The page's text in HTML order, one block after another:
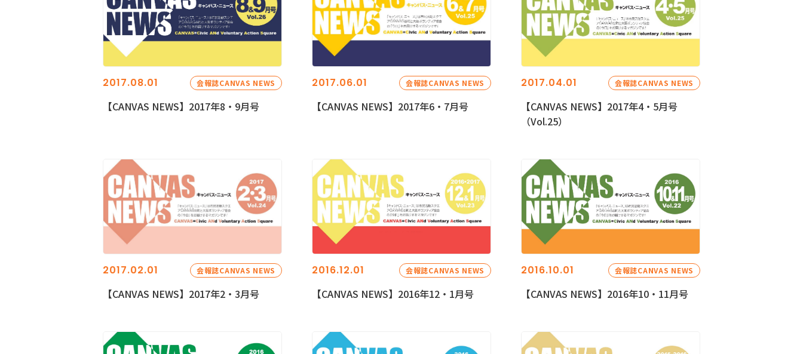
2017.08.01 会報誌CANVAS NEWS
【CANVAS NEWS】2017年8・9月号
2017.06.01 会報誌CANVAS NEWS
【CANVAS NEWS】2017年6・7月号
2017.04.01 会報誌CANVAS NEWS
【CANVAS NEWS】2017年4・5月号
（Vol.25）
2017.02.01 会報誌CANVAS NEWS
【CANVAS NEWS】2017年2・3月号
2016.12.01 会報誌CANVAS NEWS
【CANVAS NEWS】2016年12・1月号
2016.10.01 会報誌CANVAS NEWS
【CANVAS NEWS】2016年10・11月号